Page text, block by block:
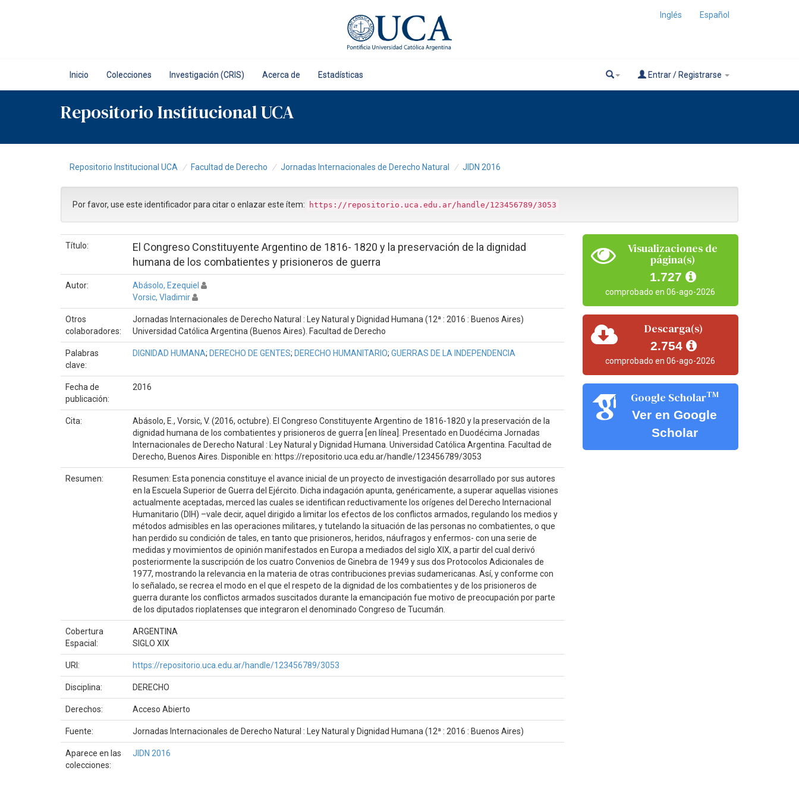
Inglés Español
Inicio Colecciones Investigación (CRIS) Acerca de Estadísticas Entrar / Registrarse
Repositorio Institucional UCA
Repositorio Institucional UCA Facultad de Derecho Jornadas Internacionales de Derecho Natural JIDN 2016
Por favor, use este identificador para citar o enlazar este ítem: https://repositorio.uca.edu.ar/handle/123456789/3053
Título:
El Congreso Constituyente Argentino de 1816- 1820 y la preservación de la dignidad
humana de los combatientes y prisioneros de guerra
Autor:
Abásolo, Ezequiel
Vorsic, Vladimir
Otros
colaboradores:
Jornadas Internacionales de Derecho Natural : Ley Natural y Dignidad Humana (12ª : 2016 : Buenos Aires)
Universidad Católica Argentina (Buenos Aires). Facultad de Derecho
Palabras
clave:
DIGNIDAD HUMANA; DERECHO DE GENTES; DERECHO HUMANITARIO; GUERRAS DE LA INDEPENDENCIA
Fecha de
publicación:
2016
Cita:
Abásolo, E., Vorsic, V. (2016, octubre). El Congreso Constituyente Argentino de 1816-1820 y la preservación de la
dignidad humana de los combatientes y prisioneros de guerra [en línea]. Presentado en Duodécima Jornadas
Internacionales de Derecho Natural : Ley Natural y Dignidad Humana. Universidad Católica Argentina. Facultad de
Derecho, Buenos Aires. Disponible en: https://repositorio.uca.edu.ar/handle/123456789/3053
Resumen:
Resumen: Esta ponencia constituye el avance inicial de un proyecto de investigación desarrollado por sus autores
en la Escuela Superior de Guerra del Ejército. Dicha indagación apunta, genéricamente, a superar aquellas visiones
actualmente aceptadas, merced las cuales se identifican reductivamente los orígenes del Derecho Internacional
Humanitario (DIH) –vale decir, aquel dirigido a limitar los efectos de los conflictos armados, regulando los medios y
métodos admisibles en las operaciones militares, y tutelando la situación de las personas no combatientes, o que
han perdido su condición de tales, en tanto que prisioneros, heridos, náufragos y enfermos- con una serie de
medidas y movimientos de opinión manifestados en Europa a mediados del siglo XIX, a partir del cual derivó
posteriormente la suscripción de los cuatro Convenios de Ginebra de 1949 y sus dos Protocolos Adicionales de
1977, mostrando la relevancia en la materia de otras contribuciones previas sudamericanas. Así, y conforme con
lo señalado, se recrea el modo en el que el respeto de la dignidad de los combatientes y de los prisioneros de
guerra durante los conflictos armados suscitados durante la emancipación fue motivo de preocupación por parte
de los diputados rioplatenses que integraron el denominado Congreso de Tucumán.
Cobertura
Espacial:
ARGENTINA
SIGLO XIX
URI: https://repositorio.uca.edu.ar/handle/123456789/3053
Disciplina: DERECHO
Derechos: Acceso Abierto
Fuente: Jornadas Internacionales de Derecho Natural : Ley Natural y Dignidad Humana (12ª : 2016 : Buenos Aires)
Aparece en las
colecciones:
JIDN 2016
Visualizaciones de
página(s)
1.727
comprobado en 06-ago-2026
Descarga(s)
2.754
comprobado en 06-ago-2026
Google ScholarTM
Ver en Google
Scholar